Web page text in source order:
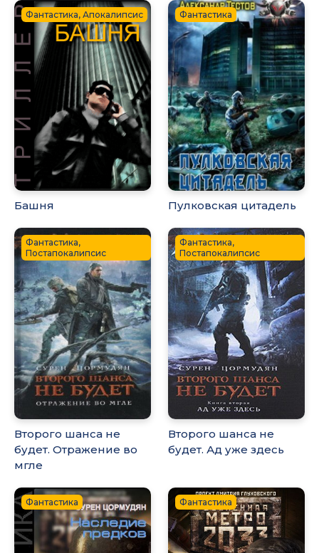
Фантастика, Апокалипсис
Башня
Фантастика
Пулковская цитадель
Фантастика,
Постапокалипсис
Второго шанса не
будет. Отражение во
мгле
Фантастика,
Постапокалипсис
Второго шанса не
будет. Ад уже здесь
Фантастика Фантастика